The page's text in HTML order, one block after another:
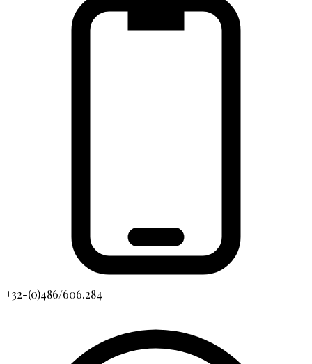
+32-(0)486/606.284